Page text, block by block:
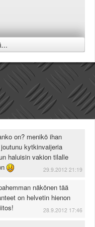
on? menikö ihan
kytkinvaijeria
haluisin vakion tilalle
29.9.2012 21:19
näkönen tää
on helvetin hienon
28.9.2012 17:46